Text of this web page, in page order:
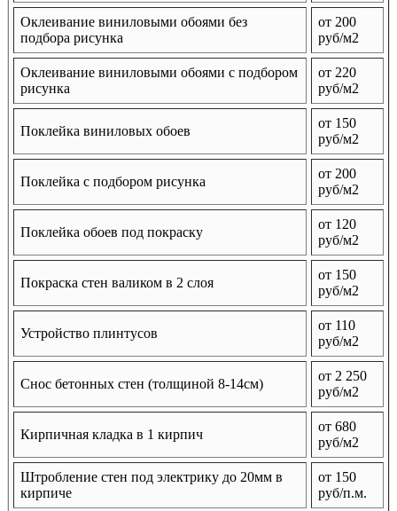
Оклеивание виниловыми обоями без
подбора рисунка
от 200
руб/м2
Оклеивание виниловыми обоями с подбором
рисунка
от 220
руб/м2
Поклейка виниловых обоев
от 150
руб/м2
Поклейка с подбором рисунка
от 200
руб/м2
Поклейка обоев под покраску
от 120
руб/м2
Покраска стен валиком в 2 слоя
от 150
руб/м2
Устройство плинтусов
от 110
руб/м2
Снос бетонных стен (толщиной 8-14см)
от 2 250
руб/м2
Кирпичная кладка в 1 кирпич
от 680
руб/м2
Штробление стен под электрику до 20мм в
кирпиче
от 150
руб/п.м.